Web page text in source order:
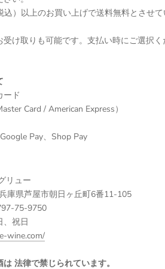
）以上のお買い上げで送料無料とさせて
け取りも可能です。支払い時にご選択く
ード
Card / American Express）
Pay、Shop Pay
リュー
県芦屋市朝日ヶ丘町6番11-105
75-9750
、祝日
wine.com/
法律で禁じられています。